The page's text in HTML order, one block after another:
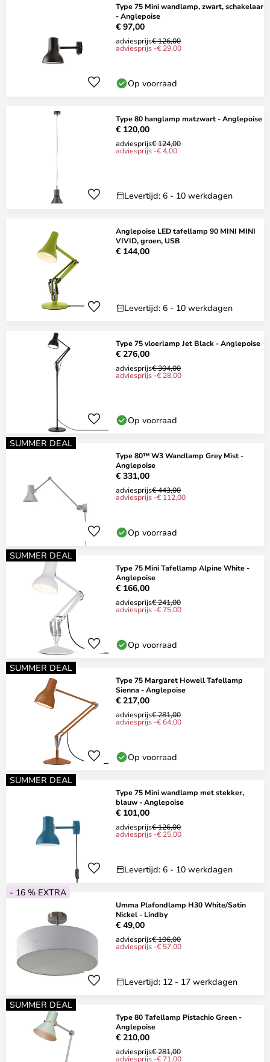
Type 75 Mini wandlamp, zwart, schakelaar
- Anglepoise
€ 97,00
adviesprijs€ 126,00
adviesprijs -€ 29,00
Op voorraad
Type 80 hanglamp matzwart - Anglepoise
€ 120,00
adviesprijs€ 124,00
adviesprijs -€ 4,00
Levertijd: 6 - 10 werkdagen
Anglepoise LED tafellamp 90 MINI MINI
VIVID, groen, USB
€ 144,00
Levertijd: 6 - 10 werkdagen
Type 75 vloerlamp Jet Black - Anglepoise
€ 276,00
adviesprijs€ 304,00
adviesprijs -€ 28,00
Op voorraad
SUMMER DEAL
Type 80™ W3 Wandlamp Grey Mist -
Anglepoise
€ 331,00
adviesprijs€ 443,00
adviesprijs -€ 112,00
Op voorraad
SUMMER DEAL
Type 75 Mini Tafellamp Alpine White -
Anglepoise
€ 166,00
adviesprijs€ 241,00
adviesprijs -€ 75,00
Op voorraad
SUMMER DEAL
Type 75 Margaret Howell Tafellamp
Sienna - Anglepoise
€ 217,00
adviesprijs€ 281,00
adviesprijs -€ 64,00
Op voorraad
SUMMER DEAL
Type 75 Mini wandlamp met stekker,
blauw - Anglepoise
€ 101,00
adviesprijs€ 126,00
adviesprijs -€ 25,00
Levertijd: 6 - 10 werkdagen
- 16 % EXTRA
Umma Plafondlamp H30 White/Satin
Nickel - Lindby
€ 49,00
adviesprijs€ 106,00
adviesprijs -€ 57,00
Levertijd: 12 - 17 werkdagen
SUMMER DEAL
Type 80 Tafellamp Pistachio Green -
Anglepoise
€ 210,00
adviesprijs€ 281,00
adviesprijs -€ 71,00